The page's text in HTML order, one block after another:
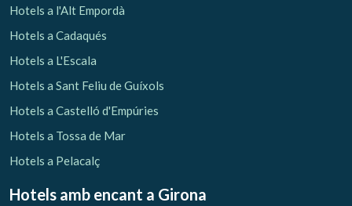
Hotels a l'Alt Empordà
Hotels a Cadaqués
Hotels a L'Escala
Hotels a Sant Feliu de Guíxols
Hotels a Castelló d'Empúries
Hotels a Tossa de Mar
Hotels a Pelacalç
Hotels amb encant a Girona
Aquestes cookies són utilitzades per emmagatzemar
informació sobre les preferències i les eleccions personals
de l'usuari a través de l'observació continuada dels seus
hàbits de navegació. Gràcies a elles, podem conèixer els
hàbits de navegació al lloc web i mostrar publicitat